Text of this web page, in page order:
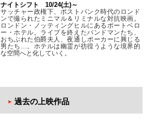
ナイトシフト 10/24(土)～
サッチャー政権下、ポストパンク時代のロンド
ンで撮られたミニマル＆リミナルな対抗映画。
ロンドン・ノッティングヒルにあるポートベロ
ー・ホテル。ライブを終えたバンドマンたち、
おちぶれた伯爵夫人、夜通しポーカーに興じる
男たち…。ホテルは幽霊が彷徨うような境界的
な空間へと化していく。
過去の上映作品